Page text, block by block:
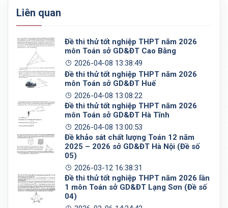
Liên quan
Đề thi thử tốt nghiệp THPT năm 2026
môn Toán sở GD&ĐT Cao Bằng
2026-04-08 13:38:49
Đề thi thử tốt nghiệp THPT năm 2026
môn Toán sở GD&ĐT Huế
2026-04-08 13:08:22
Đề thi thử tốt nghiệp THPT năm 2026
môn Toán sở GD&ĐT Hà Tĩnh
2026-04-08 13:00:53
Đề khảo sát chất lượng Toán 12 năm
2025 – 2026 sở GD&ĐT Hà Nội (Đề số
05)
2026-03-12 16:38:31
Đề thi thử tốt nghiệp THPT năm 2026 lần
1 môn Toán sở GD&ĐT Lạng Sơn (Đề số
04)